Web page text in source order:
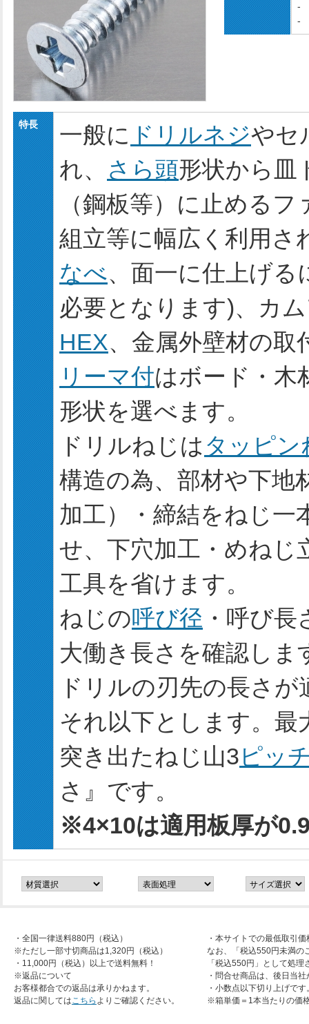
-
-
特長 一般に ドリルネジやセ
れ、
さら頭形状から皿
（鋼板等）に止める
組立等に幅広く利用さ
なべ、面一に仕上げる
必要となります)、カ
HEX、金属外壁材の取
リーマ付はボード・木
形状を選べます。
ドリルねじは タッピン
構造の為、部材や下地
加工）・締結をねじ一
せ、下穴加工・めねじ
工具を省けます。
ねじの呼び径 ・呼び
大働き長さを確認しま
ドリルの刃先の長さ
それ以下とします。最
突き出たねじ山3ピッ
さ』です。
※4×10は適用板厚が
・全国一律送料880円（税込）
※ただし一部寸切商品は1,320円（税込）
・11,000円（税込）以上で送料無料！
※返品について
お客様都合での返品は承りかねます。
返品に関してはこちら よりご確認ください。
・本サイトでの最低取引
なお、「税込550円未満の
「税込550円」として処
・問合せ商品は、後日当
・小数点以下切り上げです
※箱単価＝1本当たりの価